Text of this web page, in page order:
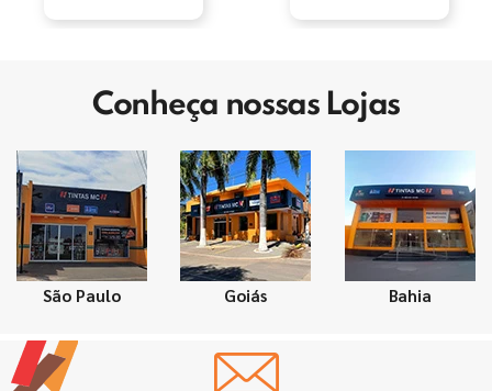
Conheça nossas Lojas
São Paulo Goiás Bahia